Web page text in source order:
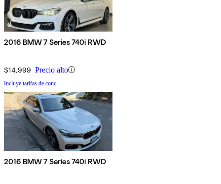
2016 BMW 7 Series 740i RWD
$14,999 Precio alto
Incluye tarifas de conc.
2016 BMW 7 Series 740i RWD